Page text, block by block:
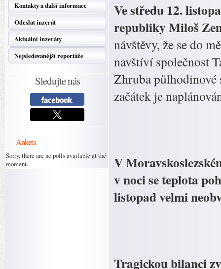
Kontakty a další informace
Odeslat inzerát
Aktuální inzeráty
Nejsledovanější reportáže
Sledujte nás
Anketa
Sorry, there are no polls available at the
moment.
Ve středu 12.
republiky Miloš
návštěvy, že se do
navštíví společnost
Zhruba půlhodinové
začátek je
V
v noci se teplota
listopad velmi
Tragickou bilanci